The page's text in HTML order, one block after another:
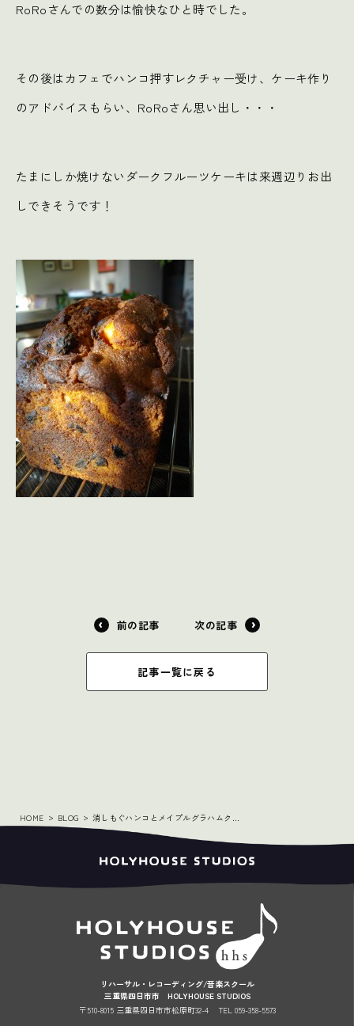
RoRoさんでの数分は愉快なひと時でした。
その後はカフェでハンコ押すレクチャー受け、ケーキ作り
のアドバイスもらい、RoRoさん思い出し・・・
たまにしか焼けないダークフルーツケーキは来週辺りお出
しできそうです！
前の記事
記事一覧に戻る
次の記事
HOME BLOG 消しもぐハンコとメイプルグラハムクッキー
リハーサル・レコーディング/音楽スクール
三重県四日市市 HOLYHOUSE STUDIOS
〒510-8015 三重県四日市市松原町32-4
TEL 059-358-5573